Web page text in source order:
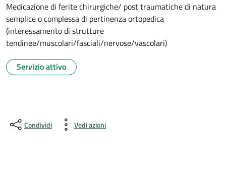
Medicazione di ferite chirurgiche/ post traumatiche di natura
semplice o complessa di pertinenza ortopedica
(interessamento di strutture
tendinee/muscolari/fasciali/nervose/vascolari)
Servizio attivo
Condividi Vedi azioni